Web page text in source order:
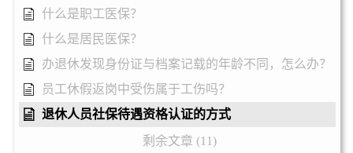
什么是职工医保？
什么是居民医保？
办退休发现身份证与档案记载的年龄不同，怎么办？
员工休假返岗中受伤属于工伤吗？
退休人员社保待遇资格认证的方式
剩余文章 (11)